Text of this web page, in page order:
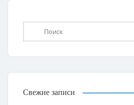
Свежие записи